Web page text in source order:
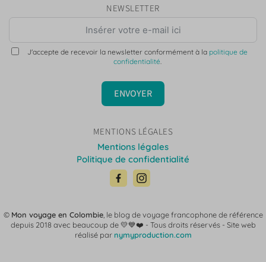
NEWSLETTER
J'accepte de recevoir la newsletter conformément à la politique de
confidentialité
ENVOYER
MENTIONS LÉGALES
Mentions légales
Politique de confidentialité
© Mon voyage en Colombie, le blog de voyage francophone de référence
depuis 2018 avec beaucoup de 💛💙❤️ - Tous droits réservés - Site web
réalisé par nymyproduction.com